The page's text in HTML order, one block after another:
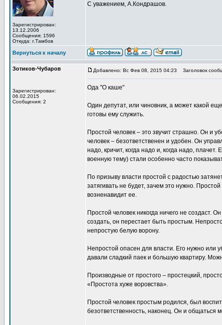
Зарегистрирован:
13.12.2006
Сообщения: 1596
Откуда: г.Тамбов
С уважением, А.Кондрашов.
Вернуться к началу
Зотиков-Чубаров
Зарегистрирован:
06.02.2015
Сообщения: 2
Добавлено: Вс Фев 08, 2015 04:23 Заголовок
Ода "О каше"
Один депутат, или чиновник, а может какой
готовы ему служить.
Простой человек – это звучит страшно. Он и
человек – безответственен и удобен. Он
надо, кричит, когда надо и, когда надо,
военную тему) стали особенно часто
По призыву власти простой с радостью
затягивать не будет, зачем это нужно.
возненавидит ее.
Простой человек никогда ничего не создаст.
создать, он перестает быть простым.
непростую белую ворону.
Непростой опасен для власти. Его нужно или
давали сладкий паек и большую квартиру.
Производные от простого – простецкий,
«Простота хуже воровства».
Простой человек простым родился, был
безответственность, наконец. Он и общаться